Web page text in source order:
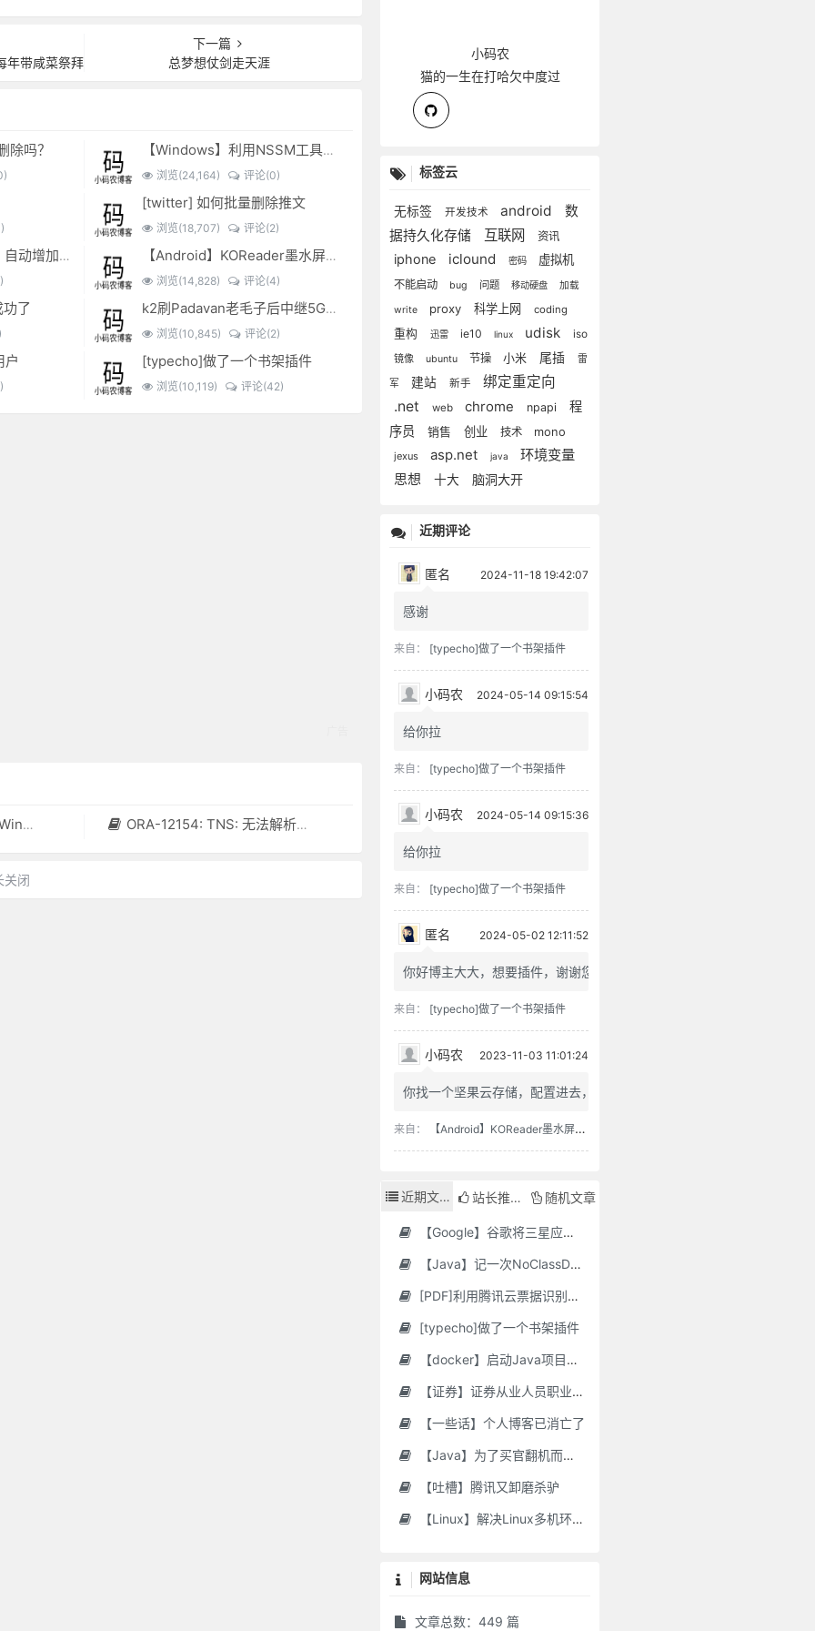
年带咸菜祭拜
下一篇
总梦想仗剑走天涯
除吗？ 【Windows】利用NSSM工具让BAT脚本变成后台服务
浏览(24,164) 评论(0)
[twitter] 如何批量删除推文
浏览(18,707) 评论(2)
EXCEL表格复制出来，自动增加双引号怎么解决？ 【Android】KOReader墨水屏用阅读器
浏览(14,828) 评论(4)
了 k2刷Padavan老毛子后中继5G搜索不到的问题解决
浏览(10,845) 评论(2)
户 [typecho]做了一个书架插件
浏览(10,119) 评论(42)
方法。 ORA-12154: TNS: 无法解析指定的连接标识符
关闭
小码农
猫的一生在打哈欠中度过
标签云
无标签 开发技术 android
数
据持久化存储
互联网 资讯
iphone iclound 密码 虚拟机
不能启动 bug 问题 移动硬盘 加载
write proxy 科学上网 coding
重构 迅雷 ie10 linux udisk
iso
镜像
ubuntu 节操 小米 尾插 雷
军 建站 新手
绑定重定向
.net
web chrome npapi
程
序员
销售 创业 技术 mono
jexus asp.net java
环境变量
思想
十大 脑洞大开
近期评论
匿名 2024-11-18 19:42:07
感谢
来自： [typecho]做了一个书架插件
小码农 2024-05-14 09:15:54
给你拉
来自： [typecho]做了一个书架插件
小码农 2024-05-14 09:15:36
给你拉
来自： [typecho]做了一个书架插件
匿名 2024-05-02 12:11:52
你好博主大大，想要插件，谢谢您
来自： [typecho]做了一个书架插件
小码农 2023-11-03 11:01:24
你找一个坚果云存储，配置进去，...
来自： 【Android】KOReader墨水屏用阅读器
近期文章 站长推荐 随机文章
【Google】谷歌将三星应用程序标记为“有害”，并要求用户删除它们
【Java】记一次NoClassDefFoundError错误修复
[PDF]利用腾讯云票据识别接口自动修改PDF文件名
[typecho]做了一个书架插件
【docker】启动Java项目报GC Thread
【证券】证券从业人员职业道德要求及常见违规行为
【一些话】个人博客已消亡了
【Java】为了买官翻机而写的代码-DJI Stock Checker
【吐槽】腾讯又卸磨杀驴
【Linux】解决Linux多机环境UID/GID不一致导致的备份权限问题
网站信息
文章总数：449 篇